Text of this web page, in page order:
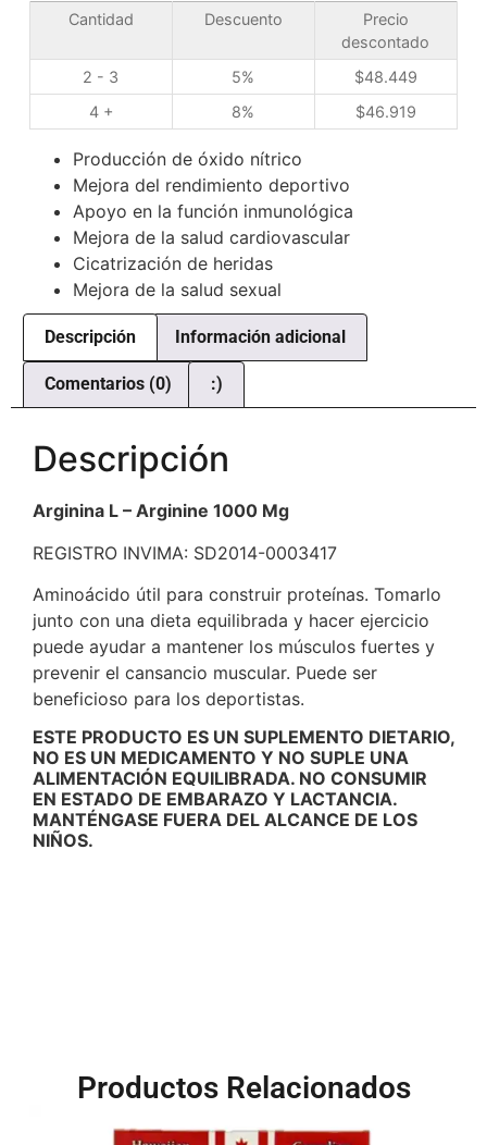
Cantidad Descuento
Precio
descontado
2 - 3
5% $48.449
4 +
8% $46.919
Producción de óxido nítrico
Mejora del rendimiento deportivo
Apoyo en la función inmunológica
Mejora de la salud cardiovascular
Cicatrización de heridas
Mejora de la salud sexual
Descripción Información adicional
Comentarios (0) :)
Descripción
Arginina L – Arginine 1000 Mg
REGISTRO INVIMA: SD2014-0003417
Aminoácido útil para construir proteínas. Tomarlo
junto con una dieta equilibrada y hacer ejercicio
puede ayudar a mantener los músculos fuertes y
prevenir el cansancio muscular. Puede ser
beneficioso para los deportistas.
ESTE PRODUCTO ES UN SUPLEMENTO DIETARIO,
NO ES UN MEDICAMENTO Y NO SUPLE UNA
ALIMENTACIÓN EQUILIBRADA. NO CONSUMIR
EN ESTADO DE EMBARAZO Y LACTANCIA.
MANTÉNGASE FUERA DEL ALCANCE DE LOS
NIÑOS.
Productos Relacionados